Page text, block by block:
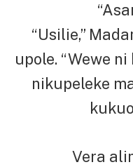
“Usilie,”
upole. “Wewe
nikupeleke
Vera